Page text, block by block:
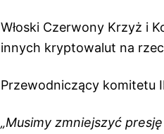
Włoski Czerwony Krzyż i
innych kryptowalut na
Przewodniczący komitetu
„Musimy zmniejszyć